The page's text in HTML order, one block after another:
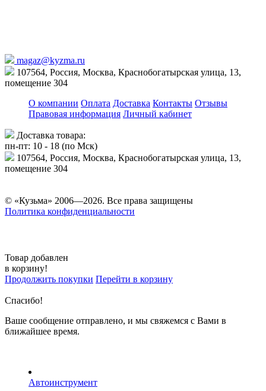
magaz@kyzma.ru
107564, Россия, Москва, Краснобогатырская улица, 13,
помещение 304
О компании Оплата Доставка Контакты Отзывы
Правовая информация Личный кабинет
Доставка товара:
пн-пт: 10 - 18 (по Мск)
107564, Россия, Москва, Краснобогатырская улица, 13,
помещение 304
© «Кузьма» 2006—2026. Все права защищены
Политика конфиденциальности
Товар добавлен
в корзину!
Продолжить покупки Перейти в корзину
Спасибо!
Ваше сообщение отправлено, и мы свяжемся с Вами в
ближайшее время.
Автоинструмент